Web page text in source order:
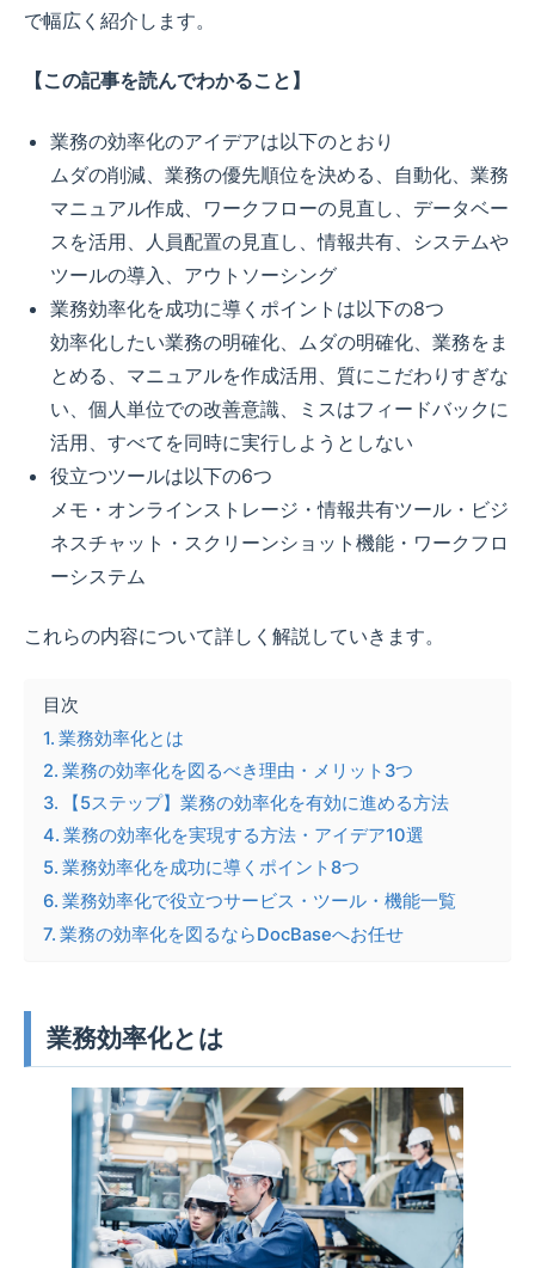
で幅広く紹介します。
【この記事を読んでわかること】
業務の効率化のアイデアは以下のとおり
ムダの削減、業務の優先順位を決める、自動化、業務
マニュアル作成、ワークフローの見直し、データベー
スを活用、人員配置の見直し、情報共有、システムや
ツールの導入、アウトソーシング
業務効率化を成功に導くポイントは以下の8つ
効率化したい業務の明確化、ムダの明確化、業務をま
とめる、マニュアルを作成活用、質にこだわりすぎな
い、個人単位での改善意識、ミスはフィードバックに
活用、すべてを同時に実行しようとしない
役立つツールは以下の6つ
メモ・オンラインストレージ・情報共有ツール・ビジ
ネスチャット・スクリーンショット機能・ワークフロ
ーシステム
これらの内容について詳しく解説していきます。
目次
業務効率化とは
業務の効率化を図るべき理由・メリット3つ
【5ステップ】業務の効率化を有効に進める方法
業務の効率化を実現する方法・アイデア10選
業務効率化を成功に導くポイント8つ
業務効率化で役立つサービス・ツール・機能一覧
業務の効率化を図るならDocBaseへお任せ
業務効率化とは